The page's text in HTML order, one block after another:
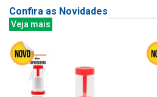
Confira as Novidades
Veja mais